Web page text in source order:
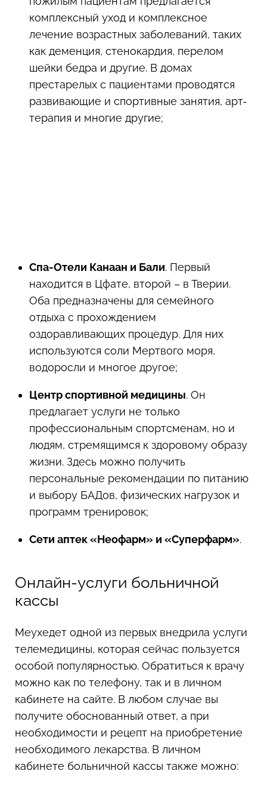
комплексный уход и комплексное
лечение возрастных заболеваний, таких
как деменция, стенокардия, перелом
шейки бедра и другие. В домах
престарелых с пациентами проводятся
развивающие и спортивные занятия, арт-
терапия и многие другие;
Спа-Отели Канаан и Бали. Первый
находится в Цфате, второй – в Тверии.
Оба предназначены для семейного
отдыха с прохождением
оздоравливающих процедур. Для них
используются соли Мертвого моря,
водоросли и многое другое;
Центр спортивной медицины. Он
предлагает услуги не только
профессиональным спортсменам, но и
людям, стремящимся к здоровому образу
жизни. Здесь можно получить
персональные рекомендации по питанию
и выбору БАДов, физических нагрузок и
программ тренировок;
Сети аптек «Неофарм» и «Суперфарм».
Онлайн-услуги больничной
кассы
Меухедет одной из первых внедрила услуги
телемедицины, которая сейчас пользуется
особой популярностью. Обратиться к врачу
можно как по телефону, так и в личном
кабинете на сайте. В любом случае вы
получите обоснованный ответ, а при
необходимости и рецепт на приобретение
необходимого лекарства. В личном
кабинете больничной кассы также можно: